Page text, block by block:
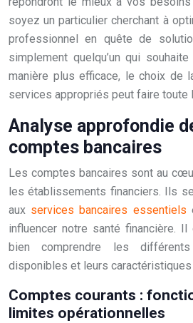
soyez un particulier cherchant à
professionnel en quête de
simplement quelqu’un qui
manière plus efficace, le choix de
services appropriés peut faire toute
Analyse approfondie
comptes bancaires
Les comptes bancaires sont au
les établissements financiers. Ils
aux services bancaires essentiels
influencer notre santé financière.
bien comprendre les
disponibles et leurs
Comptes courants :
limites opérationnelles